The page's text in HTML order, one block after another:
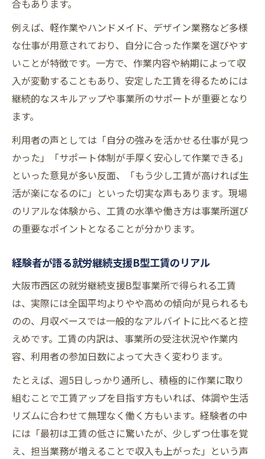
合もあります。
例えば、軽作業やハンドメイド、デザイン業務など多様
な仕事が用意されており、自分に合った作業を選びやす
いことが特徴です。一方で、作業内容や納期によって収
入が変動することもあり、安定した工賃を得るためには
継続的なスキルアップや事業所のサポートが重要となり
ます。
利用者の声としては「自分の強みを活かせる仕事が見つ
かった」「サポート体制が手厚く安心して作業できる」
といった意見が多い反面、「もう少し工賃が高ければ生
活が楽になるのに」といった切実な声もあります。現場
のリアルな体験から、工賃の水準や働き方は事業所選び
の重要なポイントとなることが分かります。
経験者が語る就労継続支援B型工賃のリアル
大阪市西区の就労継続支援B型事業所で得られる工賃
は、実際には全国平均よりやや高めの傾向が見られるも
のの、月収ベースでは一般的なアルバイトに比べると控
えめです。工賃の内訳は、事業所の受注状況や作業内
容、利用者の参加日数によって大きく変わります。
たとえば、週5日しっかり通所し、積極的に作業に取り
組むことで工賃アップを目指す方もいれば、体調や生活
リズムに合わせて無理なく働く方もいます。経験者の中
には「最初は工賃の低さに驚いたが、少しずつ仕事を覚
え、担当業務が増えることで収入も上がった」という声